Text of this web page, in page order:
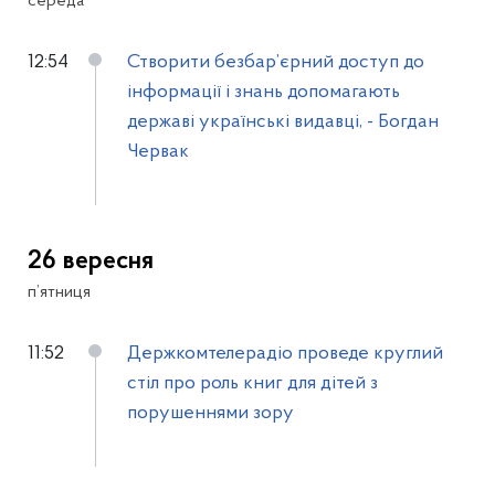
12:54
Створити безбар’єрний доступ до
інформації і знань допомагають
державі українські видавці, - Богдан
Червак
26 вересня
п’ятниця
11:52
Держкомтелерадіо проведе круглий
стіл про роль книг для дітей з
порушеннями зору